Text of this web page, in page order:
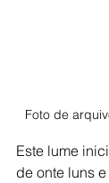
Foto de
Este lume
de onte luns